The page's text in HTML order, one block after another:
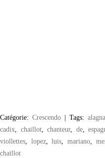
Catégorie: Crescendo | Tags: alagna
cadix, chaillot, chanteur, de,
viollettes, lopez,luis,mariano,
chaillot